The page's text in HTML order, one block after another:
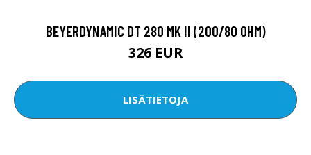
BEYERDYNAMIC DT 280 MK II (200/80 OHM)
326 EUR
LISÄTIETOJA